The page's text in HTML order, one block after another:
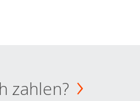
zahlen?